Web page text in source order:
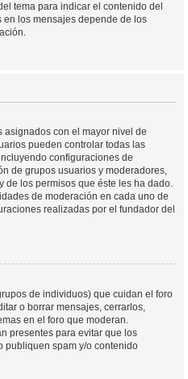
tema para indicar el contenido del
los mensajes depende de los
asignados con el mayor nivel de
pueden controlar todas las
configuraciones de
de grupos usuarios y moderadores,
de los permisos que éste les ha dado.
de moderación en cada uno de
realizadas por el fundador del
de individuos) que cuidan el foro
o borrar mensajes, cerrarlos,
en el foro que moderan.
presentes para evitar que los
publiquen spam y/o contenido